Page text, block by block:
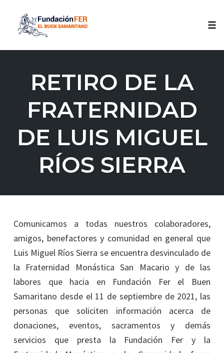
RETIRO DE LA
FRATERNIDAD
DE LUIS MIGUEL
RÍOS SIERRA
Comunicamos a todas nuestros colaboradores,
amigos, benefactores y comunidad en general que
Luis Miguel Ríos Sierra se encuentra desvinculado de
la Fraternidad Monástica San Macario y de las
labores que hacia en Fundación Fer el Buen
Samaritano desde el 11 de septiembre de 2021, las
personas que soliciten información acerca de
donaciones, eventos, sacramentos y demás
servicios que presta la Fundación Fer y la